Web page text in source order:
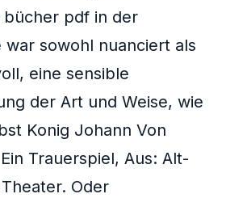
bücher pdf in der
war sowohl nuanciert als
eine sensible
der Art und Weise, wie
Konig Johann Von
Trauerspiel, Aus: Alt-
Oder